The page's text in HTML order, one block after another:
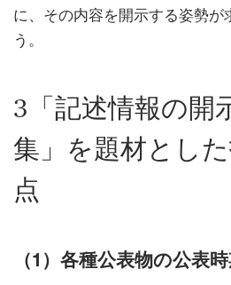
に、その内容を開示する姿勢が
う。
3「記述情報の開
集」を題材とし
点
（1）各種公表物の公表